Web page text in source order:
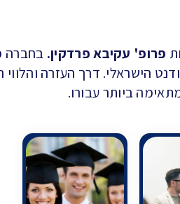
פרופ' עקיבא פרדקין. בחברה
הישראלי. דרך העזרה והלווי
ביותר עבורו.